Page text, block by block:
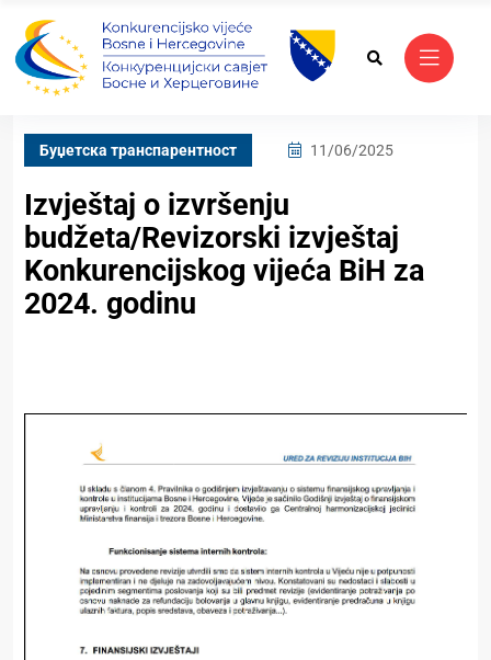
Буџетска транспарентност 11/06/2025
Izvještaj o izvršenju
budžeta/Revizorski izvještaj
Konkurencijskog vijeća BiH za
2024. godinu